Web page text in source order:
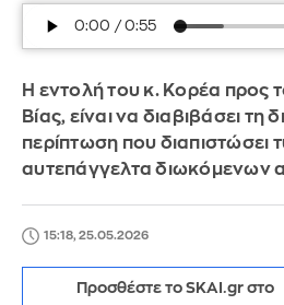
Η εντολή του κ. Κορέα προς
Βίας, είναι να διαβιβάσει τη
περίπτωση που διαπιστώσει
αυτεπάγγελτα διωκόμενων
15:18, 25.05.2026
Προσθέστε το SKAI.gr στο